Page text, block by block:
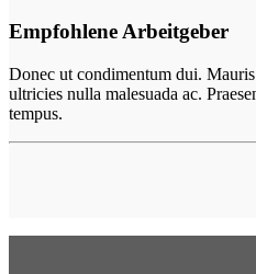
Empfohlene Arbeitgeber
Donec ut condimentum dui.
ultricies nulla malesuada ac.
tempus.